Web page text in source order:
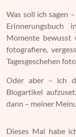
Was soll ich sagen
Erinnerungsbuch
Momente bewusst
fotografiere,
Tagesgeschehen
Oder aber – ich
Blogartikel
dann – meiner
Dieses Mal habe